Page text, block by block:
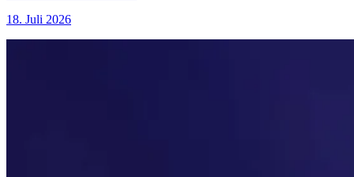
18. Juli 2026